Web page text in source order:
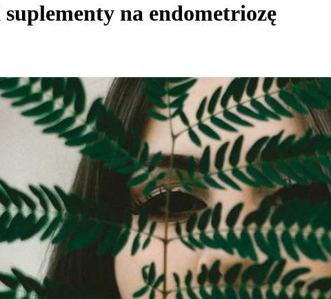
suplementy na endometriozę